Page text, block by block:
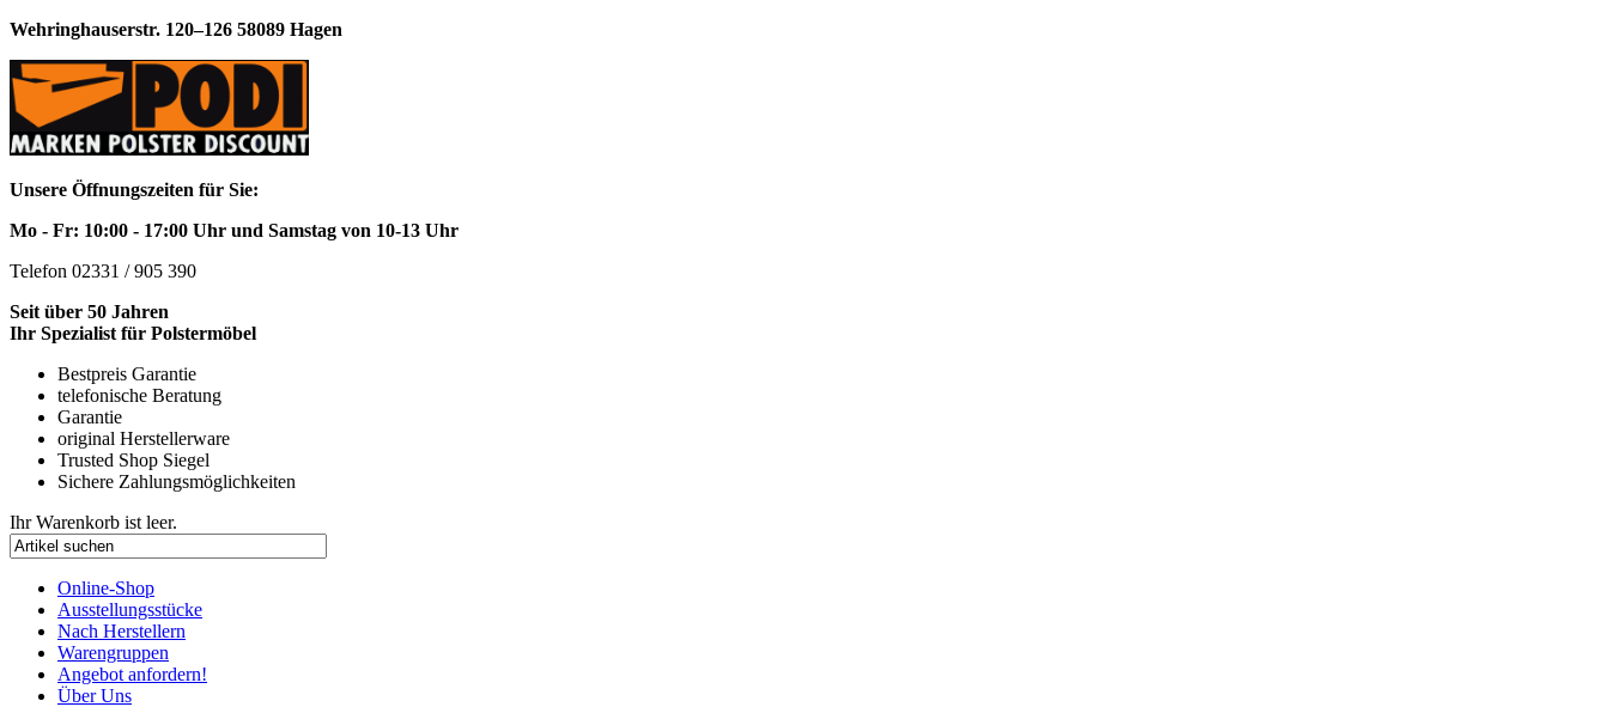
Wehringhauserstr. 120–126 58089 Hagen
Unsere Öffnungszeiten für Sie:
Mo - Fr: 10:00 - 17:00 Uhr und Samstag von 10-13 Uhr
Telefon 02331 / 905 390
Seit über 50 Jahren
Ihr Spezialist für Polstermöbel
Bestpreis Garantie
telefonische Beratung
Garantie
original Herstellerware
Trusted Shop Siegel
Sichere Zahlungsmöglichkeiten
Ihr Warenkorb ist leer.
Online-Shop
Ausstellungsstücke
Nach Herstellern
Warengruppen
Angebot anfordern!
Über Uns